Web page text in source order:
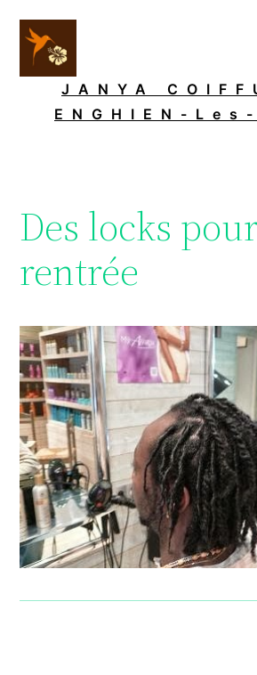
contenu
JANYA
ENGHIEN-
Des locks
rentrée